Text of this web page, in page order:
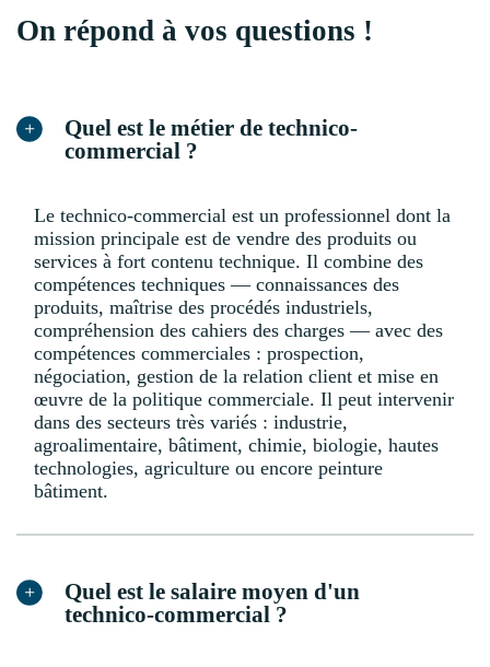
On répond à vos questions !
Quel est le métier de technico-
commercial ?
Le technico-commercial est un professionnel dont la
mission principale est de vendre des produits ou
services à fort contenu technique. Il combine des
compétences techniques — connaissances des
produits, maîtrise des procédés industriels,
compréhension des cahiers des charges — avec des
compétences commerciales : prospection,
négociation, gestion de la relation client et mise en
œuvre de la politique commerciale. Il peut intervenir
dans des secteurs très variés : industrie,
agroalimentaire, bâtiment, chimie, biologie, hautes
technologies, agriculture ou encore peinture
bâtiment.
Quel est le salaire moyen d'un
technico-commercial ?